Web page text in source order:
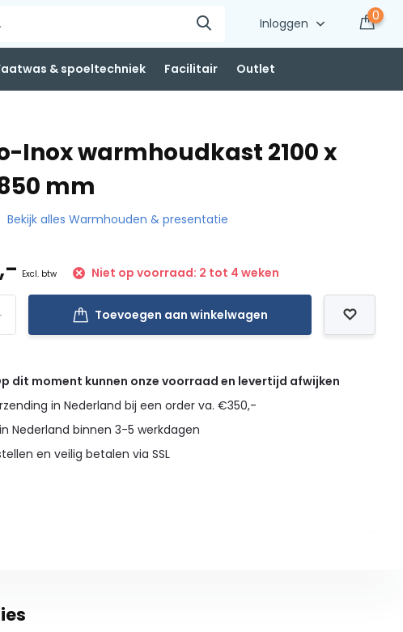
Inloggen
0
& spoeltechniek Facilitair Outlet
Inox warmhoudkast 2100 x
mm
Bekijk alles Warmhouden & presentatie
Excl. btw Niet op voorraad: 2 tot 4 weken
Toevoegen aan winkelwagen
dit moment kunnen onze voorraad en levertijd afwijken
in Nederland bij een order va. €350,-
Nederland binnen 3-5 werkdagen
en veilig betalen via SSL